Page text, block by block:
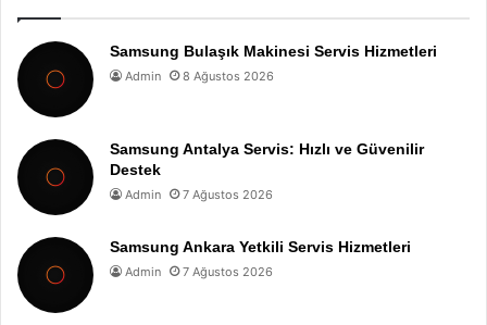
Samsung Bulaşık Makinesi Servis Hizmetleri
Admin 8 Ağustos 2026
Samsung Antalya Servis: Hızlı ve Güvenilir
Destek
Admin 7 Ağustos 2026
Samsung Ankara Yetkili Servis Hizmetleri
Admin 7 Ağustos 2026